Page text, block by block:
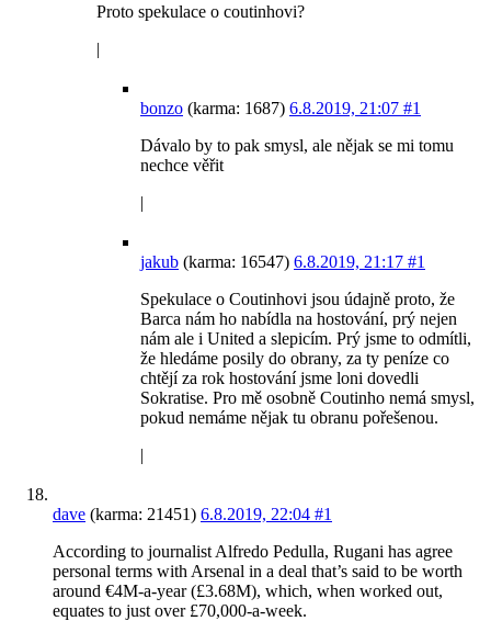
Proto spekulace o coutinhovi?
|
bonzo (karma: 1687) 6.8.2019, 21:07 #1
Dávalo by to pak smysl, ale nějak se mi tomu
nechce věřit
|
jakub (karma: 16547) 6.8.2019, 21:17 #1
Spekulace o Coutinhovi jsou údajně proto, že
Barca nám ho nabídla na hostování, prý nejen
nám ale i United a slepicím. Prý jsme to odmítli,
že hledáme posily do obrany, za ty peníze co
chtějí za rok hostování jsme loni dovedli
Sokratise. Pro mě osobně Coutinho nemá smysl,
pokud nemáme nějak tu obranu pořešenou.
|
dave (karma: 21451) 6.8.2019, 22:04 #1
According to journalist Alfredo Pedulla, Rugani has agree
personal terms with Arsenal in a deal that’s said to be worth
around €4M-a-year (£3.68M), which, when worked out,
equates to just over £70,000-a-week.